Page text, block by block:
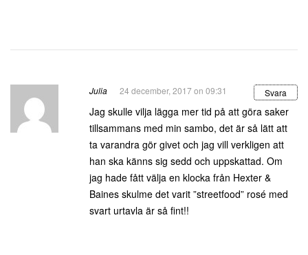
Julia 24 december, 2017 on 09:31 Svara
Jag skulle vilja lägga mer tid på att göra saker
tillsammans med min sambo, det är så lätt att
ta varandra gör givet och jag vill verkligen att
han ska känns sig sedd och uppskattad. Om
jag hade fått välja en klocka från Hexter &
Baines skulme det varit ”streetfood” rosé med
svart urtavla är så fint!!